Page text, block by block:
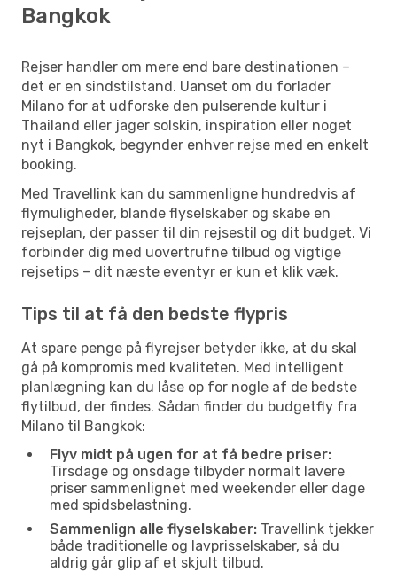
Bangkok
Rejser handler om mere end bare destinationen –
det er en sindstilstand. Uanset om du forlader
Milano for at udforske den pulserende kultur i
Thailand eller jager solskin, inspiration eller noget
nyt i Bangkok, begynder enhver rejse med en enkelt
booking.
Med Travellink kan du sammenligne hundredvis af
flymuligheder, blande flyselskaber og skabe en
rejseplan, der passer til din rejsestil og dit budget. Vi
forbinder dig med uovertrufne tilbud og vigtige
rejsetips – dit næste eventyr er kun et klik væk.
Tips til at få den bedste flypris
At spare penge på flyrejser betyder ikke, at du skal
gå på kompromis med kvaliteten. Med intelligent
planlægning kan du låse op for nogle af de bedste
flytilbud, der findes. Sådan finder du budgetfly fra
Milano til Bangkok:
Flyv midt på ugen for at få bedre priser:
Tirsdage og onsdage tilbyder normalt lavere
priser sammenlignet med weekender eller dage
med spidsbelastning.
Sammenlign alle flyselskaber: Travellink tjekker
både traditionelle og lavprisselskaber, så du
aldrig går glip af et skjult tilbud.